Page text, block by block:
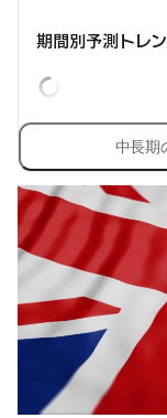
期間別予測トレ
中長期